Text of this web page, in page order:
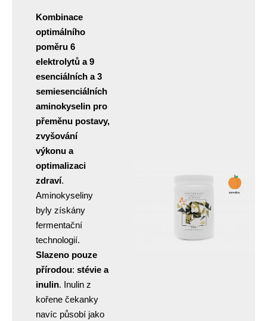
Kombinace
optimálního
poměru 6
elektrolytů a 9
esenciálních a 3
semiesenciálních
aminokyselin pro
přeměnu postavy,
zvyšování
výkonu a
optimalizaci
zdraví.
Aminokyseliny
byly získány
fermentační
technologií.
Slazeno pouze
přírodou: stévie a
inulin. Inulin z
kořene čekanky
navíc působí jako